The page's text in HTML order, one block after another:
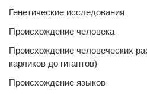
Генетические исследования
Происхождение человека
Происхождение человеческих
карликов до гигантов)
Происхождение языков